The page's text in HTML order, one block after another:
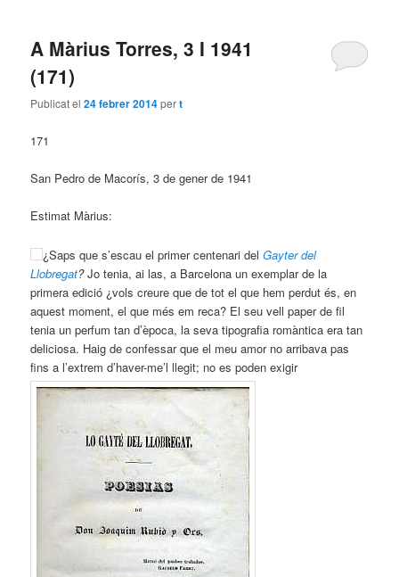
A Màrius Torres, 3 I 1941
(171)
Publicat el24 febrer 2014pert
171
San Pedro de Macorís, 3 de gener de 1941
Estimat Màrius:
¿Saps que s’escau el primer centenari delGayter del
Llobregat?Jo tenia, ai las, a Barcelona un exemplar de la
primera edició ¿vols creure que de tot el que hem perdut és, en
aquest moment, el que més em reca? El seu vell paper de fil
tenia un perfum tan d’època, la seva tipografia romàntica era tan
deliciosa. Haig de confessar que el meu amor no arribava pas
fins a l’extrem d’haver-me’l llegit; no es poden exigir